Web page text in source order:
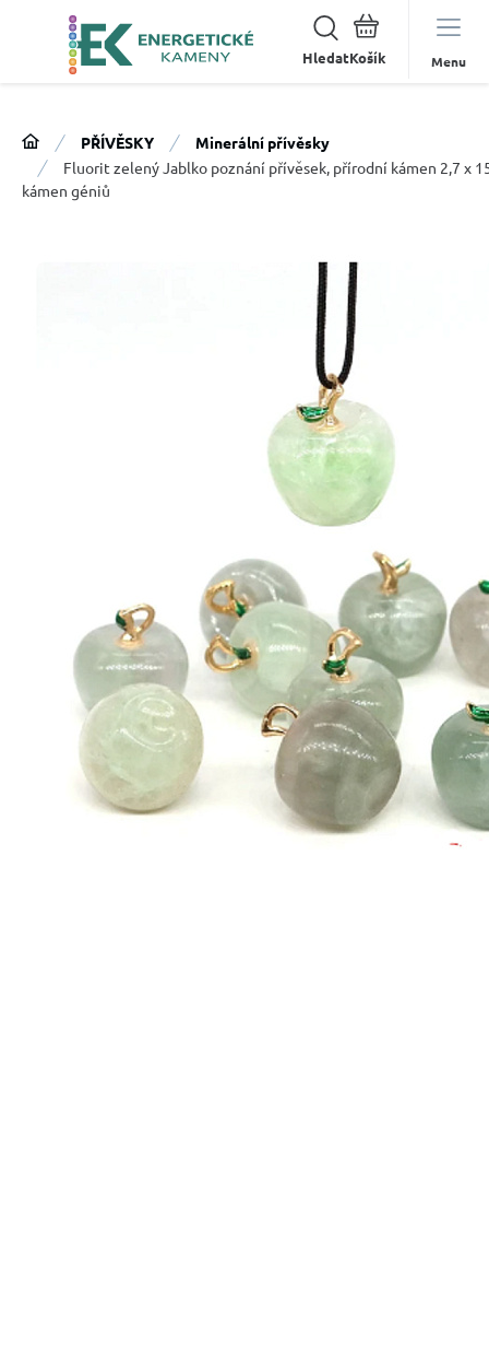
Hledat Menu
PŘÍVĚSKY
Minerální přívěsky
Fluorit zelený Jablko poznání přívěsek, přírodní kámen 2,7 x
kámen géniů